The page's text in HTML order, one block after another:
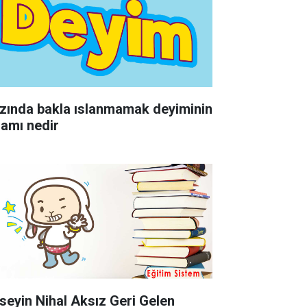
bakla ıslanmamak deyiminin
nedir
Nihal Aksız Geri Gelen